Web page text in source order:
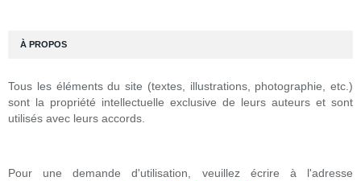
À PROPOS
Tous les éléments du site (textes, illustrations, photographie, etc.)
sont la propriété intellectuelle exclusive de leurs auteurs et sont
utilisés avec leurs accords.
Pour une demande d'utilisation, veuillez écrire à l'adresse